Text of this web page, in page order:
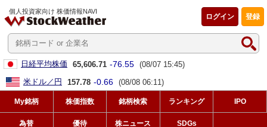
個人投資家向け 株価情報NAVI
登録
ログイン
日経平均株価 65,606.71 -76.55 (08/07 15:45)
米ドル／円
157.78 -0.66 (08/08 06:11)
My銘柄 株価指数 銘柄検索 ランキング IPO
為替 優待 株ニュース SDGs